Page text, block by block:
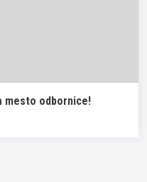
mesto odbornice!